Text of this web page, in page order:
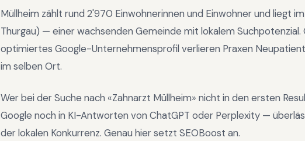
Müllheim zählt rund 2'970 Einwohnerinnen und Einwohner und liegt im
Thurgau) — einer wachsenden Gemeinde mit lokalem Suchpotenzial.
optimiertes Google-Unternehmensprofil verlieren Praxen
im selben Ort.
Wer bei der Suche nach «Zahnarzt Müllheim» nicht in den ersten
Google noch in KI-Antworten von ChatGPT oder Perplexity —
der lokalen Konkurrenz. Genau hier setzt SEOBoost an.